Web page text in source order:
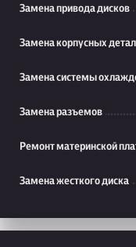
Замена привода дисков
Замена корпусных
Замена системы
Замена разъемов
Ремонт материнской
Замена жесткого диска